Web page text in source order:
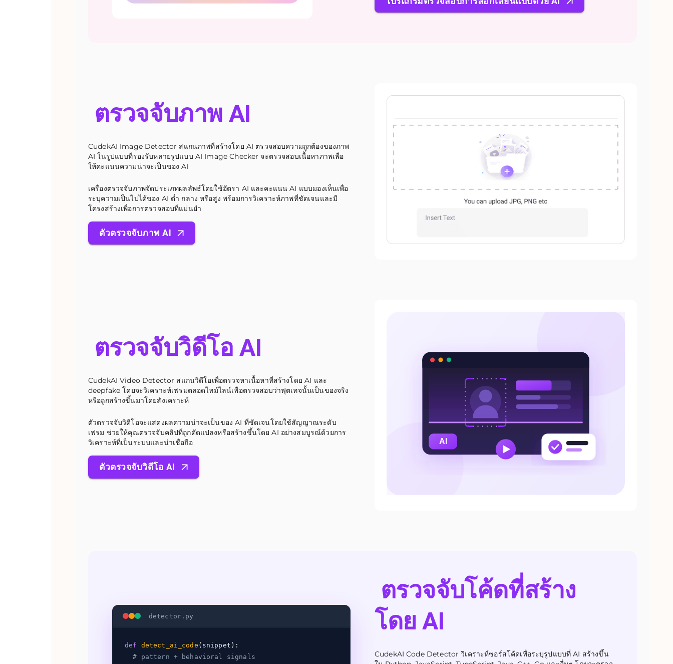
ตรวจจับภาพ AI
CudekAI Image Detector สแกนภาพที่สร้างโดย AI ตรวจสอบความถูกต้องของภาพ
AI ในรูปแบบที่รองรับหลายรูปแบบ AI Image Checker จะตรวจสอบเนื้อหาภาพเพื่อ
ให้คะแนนความน่าจะเป็นของ AI
เครื่องตรวจจับภาพจัดประเภทผลลัพธ์โดยใช้อัตรา AI และคะแนน AI แบบมองเห็นเพื่อ
ระบุความเป็นไปได้ของ AI ต่ำ กลาง หรือสูง พร้อมการวิเคราะห์ภาพที่ชัดเจนและมี
โครงสร้างเพื่อการตรวจสอบที่แม่นยำ
ตัวตรวจจับภาพ AI
ตรวจจับวิดีโอ AI
CudekAI Video Detector สแกนวิดีโอเพื่อตรวจหาเนื้อหาที่สร้างโดย AI และ
deepfake โดยจะวิเคราะห์เฟรมตลอดไทม์ไลน์เพื่อตรวจสอบว่าฟุตเทจนั้นเป็นของจริง
หรือถูกสร้างขึ้นมาโดยสังเคราะห์
ตัวตรวจจับวิดีโอจะแสดงผลความน่าจะเป็นของ AI ที่ชัดเจนโดยใช้สัญญาณระดับ
เฟรม ช่วยให้คุณตรวจจับคลิปที่ถูกดัดแปลงหรือสร้างขึ้นโดย AI อย่างสมบูรณ์ด้วยการ
วิเคราะห์ที่เป็นระบบและน่าเชื่อถือ
ตัวตรวจจับวิดีโอ AI
detector.py
def detect_ai_code (snippet):
# pattern + behavioral signals
ตรวจจับโค้ดที่สร้าง
โดย AI
CudekAI Code Detector วิเคราะห์ซอร์สโค้ดเพื่อระบุรูปแบบที่ AI สร้างขึ้น